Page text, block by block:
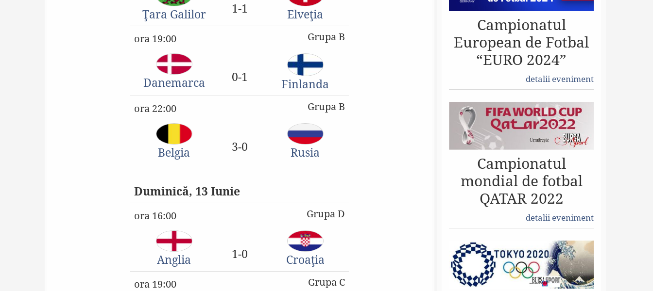
Ţara Galilor 1-1 Elveţia
ora 19:00 Grupa B
Danemarca 0-1 Finlanda
ora 22:00 Grupa B
Belgia 3-0 Rusia
Duminică, 13 Iunie
ora 16:00 Grupa D
Anglia 1-0 Croaţia
ora 19:00 Grupa C
Campionatul
European de Fotbal
“EURO 2024”
detalii eveniment
Campionatul
mondial de fotbal
QATAR 2022
detalii eveniment